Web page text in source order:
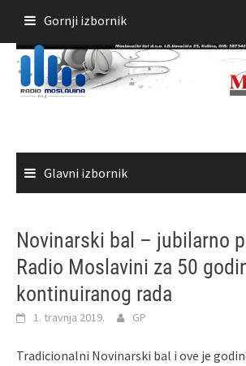
sadržaja
Gornji izbornik
Glavni izbornik
Novinarski bal – jubilarno
Radio Moslavini za 50
kontinuiranog rada
1. travnja 2019. GP
Tradicionalni Novinarski bal i ove je